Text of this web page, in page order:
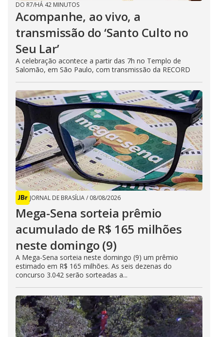
DO R7/HÁ 42 MINUTOS
Acompanhe, ao vivo, a
transmissão do ‘Santo Culto no
Seu Lar’
A celebração acontece a partir das 7h no Templo de
Salomão, em São Paulo, com transmissão da RECORD
JORNAL DE BRASÍLIA/ 08/08/2026
Mega-Sena sorteia prêmio
acumulado de R$ 165 milhões
neste domingo (9)
A Mega-Sena sorteia neste domingo (9) um prêmio
estimado em R$ 165 milhões. As seis dezenas do
concurso 3.042 serão sorteadas a...